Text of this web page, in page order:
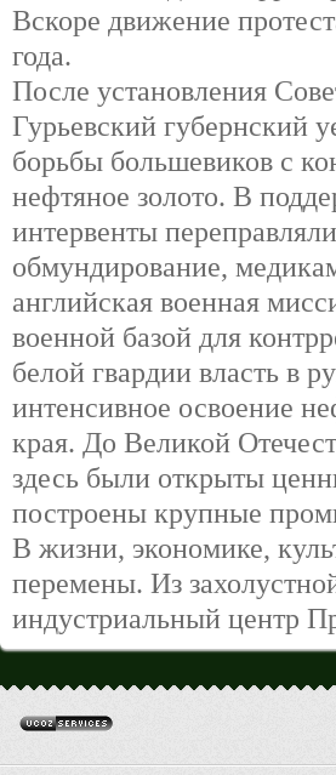
Вскоре движение
года.
После установления
Гурьевский губернский
борьбы большевиков с
нефтяное золото. В
интервенты
обмундирование,
английская военная
военной базой для
белой гвардии власть в
интенсивное освоение
края. До Великой
здесь были открыты
построены крупные
В жизни, экономике,
перемены. Из
индустриальный центр